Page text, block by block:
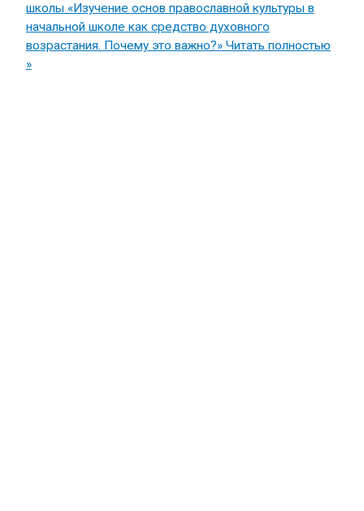
школы «Изучение основ православной культуры в
начальной школе как средство духовного
возрастания. Почему это важно?»Читать полностью
»